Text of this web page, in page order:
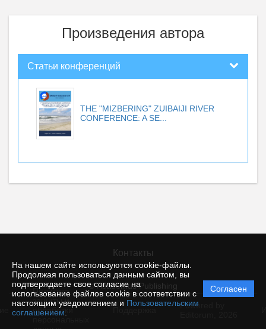
На нашем сайте используются cookie-файлы.
Продолжая пользоваться данным сайтом, вы
подтверждаете свое согласие на
использование файлов cookie в соответствии с
настоящим уведомлением и Пользовательским
соглашением
Согласен
Произведения автора
Статьи конференций
THE "MIZBERING" ZUIBAIJI RIVER
CONFERENCE: A SE...
Контакты
© Academus Publishing
Политика
защиты и
обработки
Powered by